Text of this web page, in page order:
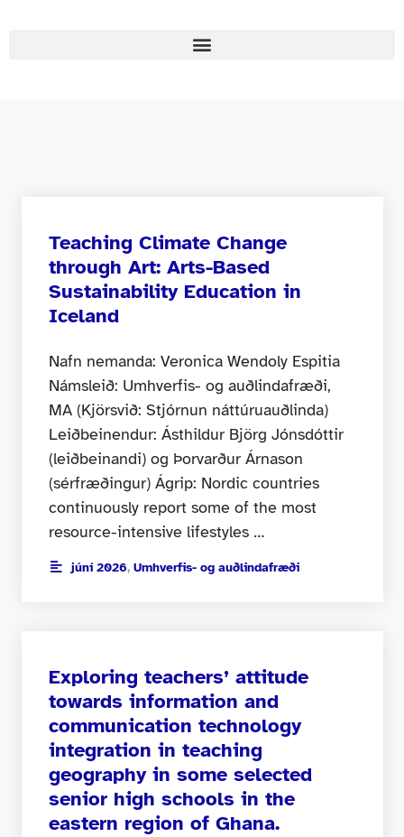
Teaching Climate Change
through Art: Arts-Based
Sustainability Education in
Iceland
Nafn nemanda: Veronica Wendoly Espitia
Námsleið: Umhverfis- og auðlindafræði,
MA (Kjörsvið: Stjórnun náttúruauðlinda)
Leiðbeinendur: Ásthildur Björg Jónsdóttir
(leiðbeinandi) og Þorvarður Árnason
(sérfræðingur) Ágrip: Nordic countries
continuously report some of the most
resource-intensive lifestyles …
júní 2026, Umhverfis- og auðlindafræði
Exploring teachers’ attitude
towards information and
communication technology
integration in teaching
geography in some selected
senior high schools in the
eastern region of Ghana.